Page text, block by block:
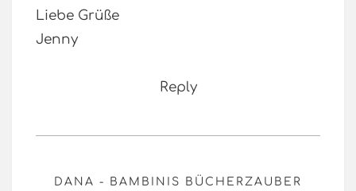
Liebe Grüße
Jenny
Reply
DANA - BAMBINIS BÜCHERZAUBER